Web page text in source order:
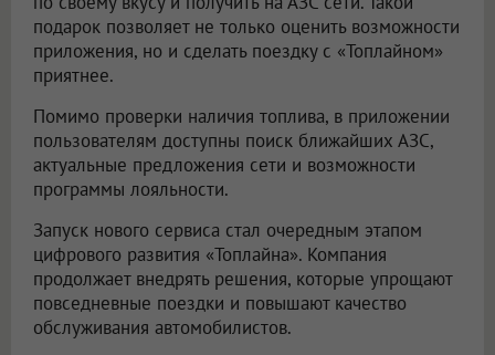
подарок позволяет не только оценить возможности
приложения, но и сделать поездку с «Топлайном»
приятнее.
Помимо проверки наличия топлива, в приложении
пользователям доступны поиск ближайших АЗС,
актуальные предложения сети и возможности
программы лояльности.
Запуск нового сервиса стал очередным этапом
цифрового развития «Топлайна». Компания
продолжает внедрять решения, которые упрощают
повседневные поездки и повышают качество
обслуживания автомобилистов.